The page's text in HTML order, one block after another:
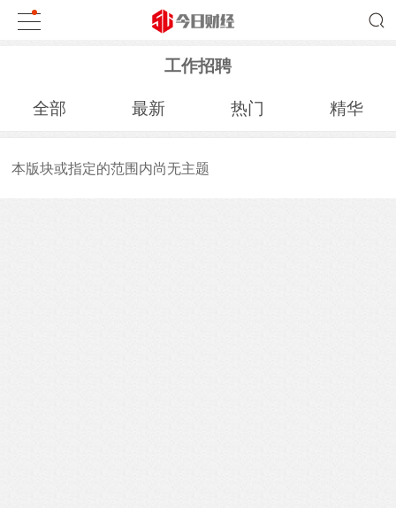
工作招聘
全部 最新 热门 精华
本版块或指定的范围内尚无主题